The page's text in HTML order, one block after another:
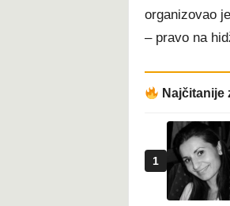
organizovao
– pravo na
Najčitanije
1